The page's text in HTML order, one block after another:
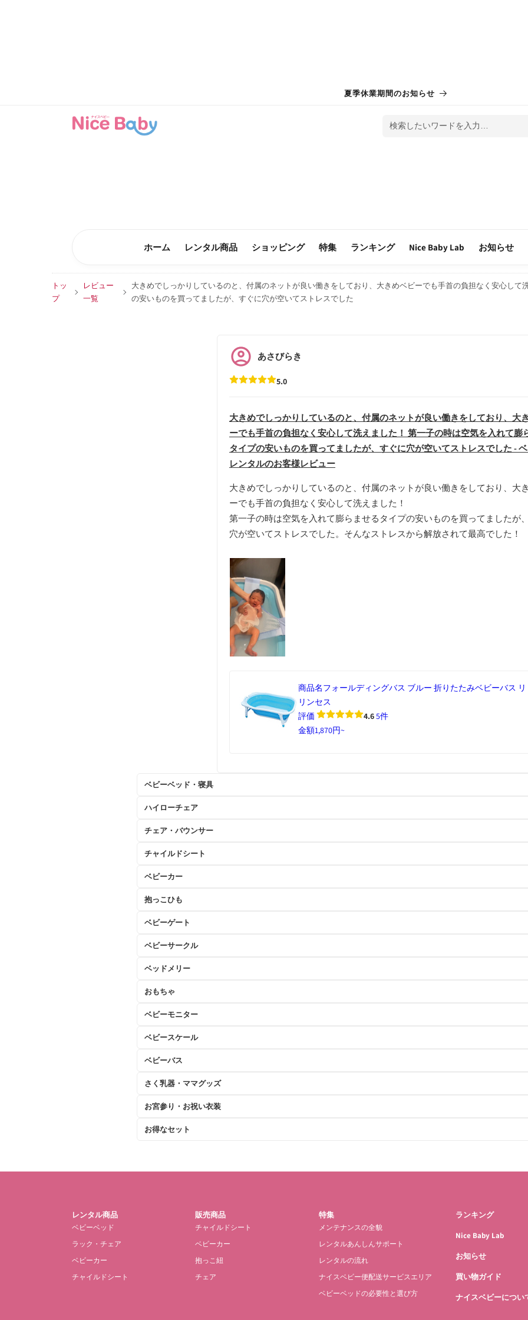
夏季休業期間のお知らせ
検索したいワードを入力…
ホーム レンタル商品 ショッピング 特集 ランキング Nice Baby Lab お知らせ
トッ
プ
レビュー
一覧
大きめでしっかりしているのと、付属のネットが良い働きをしており、大きめベビーでも手首の負担なく安心し
の安いものを買ってましたが、すぐに穴が空いてストレスでした
5.0
あさびらき
大きめでしっかりしているのと、付属のネットが良い働きをしており、大
ーでも手首の負担なく安心して洗えました！ 第一子の時は空気を入れて膨
タイプの安いものを買ってましたが、すぐに穴が空いてストレスでした -
レンタルのお客様レビュー
大きめでしっかりしているのと、付属のネットが良い働きをしており、大
ーでも手首の負担なく安心して洗えました！
第一子の時は空気を入れて膨らませるタイプの安いものを買ってましたが
穴が空いてストレスでした。そんなストレスから解放されて最高でした！
商品名フォールディングバス ブルー 折りたたみベビーバス
リンセス
評価
4.65件
金額1,870円~
ベビーベッド・寝具
ハイローチェア
チェア・バウンサー
チャイルドシート
ベビーカー
抱っこひも
ベビーゲート
ベビーサークル
ベッドメリー
おもちゃ
ベビーモニター
ベビースケール
ベビーバス
さく乳器・ママグッズ
お宮参り・お祝い衣装
お得なセット
レンタル商品
ベビーベッド
ラック・チェア
ベビーカー
チャイルドシート
販売商品
チャイルドシート
ベビーカー
抱っこ紐
チェア
特集
メンテナンスの全貌
レンタルあんしんサポート
レンタルの流れ
ナイスベビー便配送サービスエリア
ベビーベッドの必要性と選び方
ランキング
Nice Baby Lab
お知らせ
買い物ガイド
ナイスベビーについ